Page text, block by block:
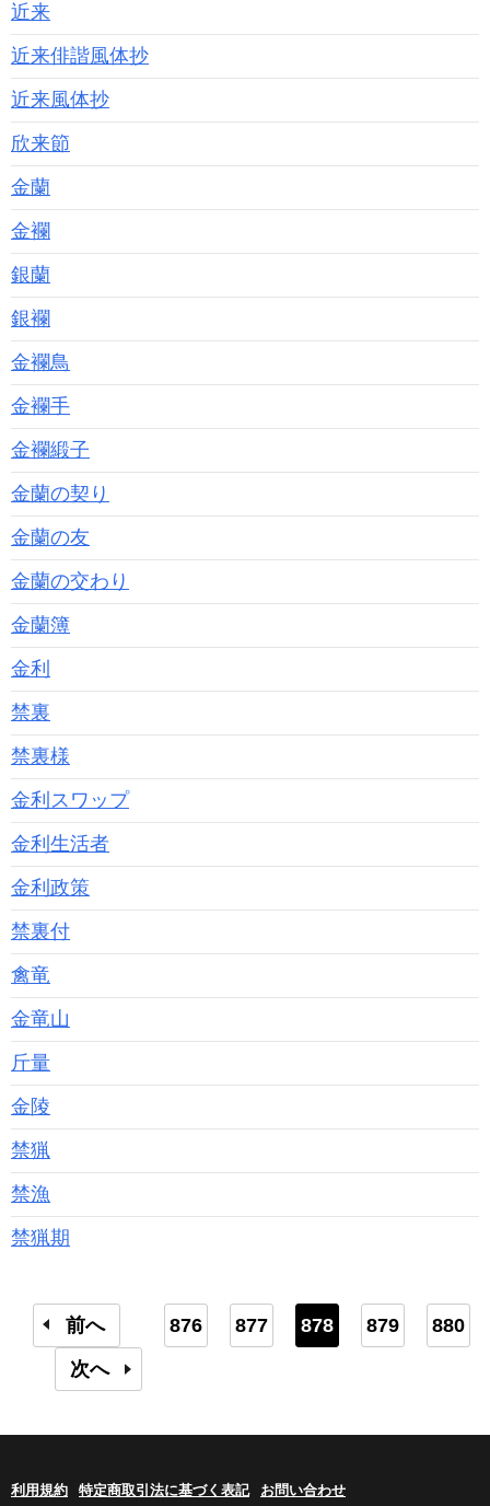
近来
近来俳諧風体抄
近来風体抄
欣来節
金蘭
金襴
銀蘭
銀襴
金襴鳥
金襴手
金襴緞子
金蘭の契り
金蘭の友
金蘭の交わり
金蘭簿
金利
禁裏
禁裏様
金利スワップ
金利生活者
金利政策
禁裏付
禽竜
金竜山
斤量
金陵
禁猟
禁漁
禁猟期
前へ 876 877 878 879
880
次へ
利用規約 特定商取引法に基づく表記 お問い合わせ